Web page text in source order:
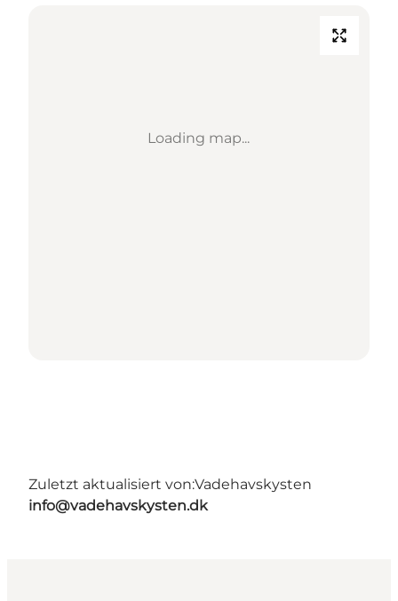
Loading map...
Zuletzt aktualisiert von:Vadehavskysten
info@vadehavskysten.dk